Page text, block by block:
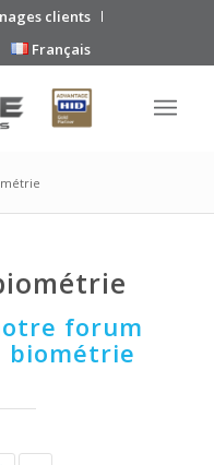
clients
Français
forum
biométrie